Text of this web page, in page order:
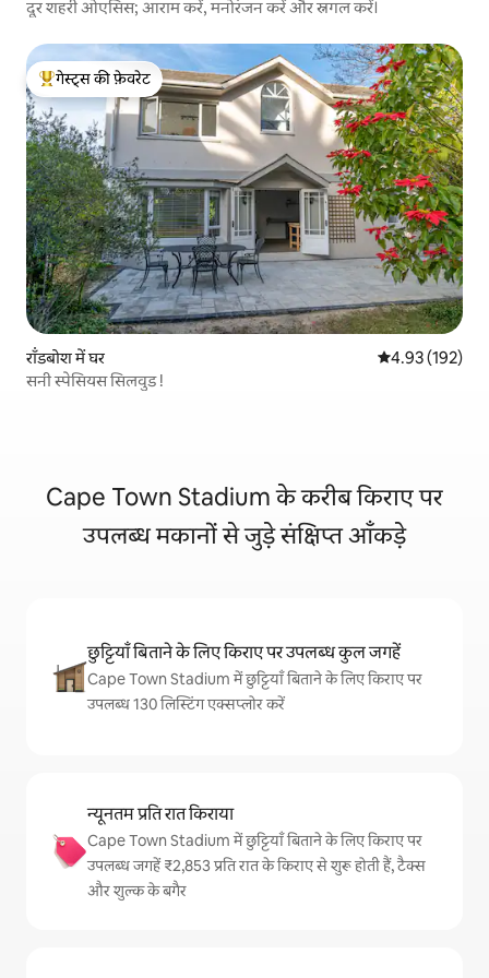
दूर शहरी ओएसिस; आराम करें, मनोरंजन करें और स्नगल करें।
गेस्ट्स का टॉप फ़ेवरेट
गेस्ट्स की फ़ेवरेट
रॉंडबोश में घर औसत रेटिंग 5 में से
4.93 (192)
सनी स्पेसियस सिलवुड !
Cape Town Stadium के करीब किराए पर
उपलब्ध मकानों से जुड़े संक्षिप्त आँकड़े
छुट्टियाँ बिताने के लिए किराए पर उपलब्ध कुल जगहें
Cape Town Stadium में छुट्टियाँ बिताने के लिए किराए पर
उपलब्ध 130 लिस्टिंग एक्सप्लोर करें
न्यूनतम प्रति रात किराया
Cape Town Stadium में छुट्टियाँ बिताने के लिए किराए पर
उपलब्ध जगहें ₹2,853 प्रति रात के किराए से शुरू होती हैं, टैक्स
और शुल्क के बगैर